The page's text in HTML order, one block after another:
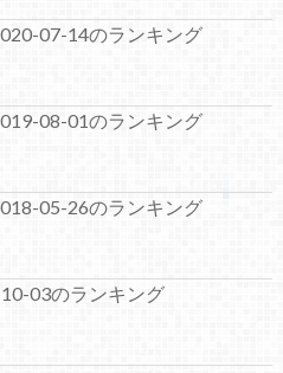
07-14のランキング
08-01のランキング
05-26のランキング
10-03のランキング